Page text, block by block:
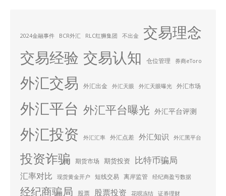
2024金融事件 BCR外汇 RLC红狮集团 不出金
交易理念
交易经验 交易认知 仓位管理 券商eToro
外汇交易 外汇出金 外汇天眼 外汇天眼曝光 外汇市场
外汇平台 外汇平台曝光 外汇平台评测
外汇投资 外汇汇率 外汇点差 外汇知识 外汇黑平台
投资诈骗 期货市场 期货投资 比特币骗局
汇率对比 现货黄金开户 短线交易 离岸监管 经纪商盈亏数据
经纪商骗局 股票 股票投资 花呗冻结 证券理财